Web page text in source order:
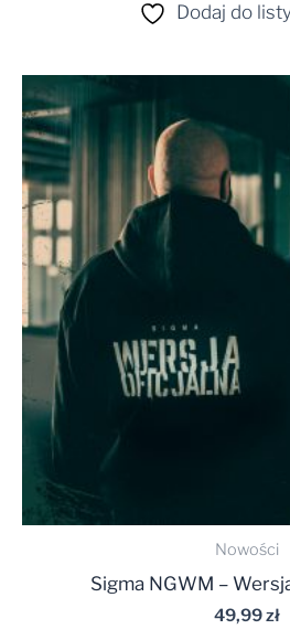
Dodaj do
Nowości
Sigma NGWM –
49,99zł